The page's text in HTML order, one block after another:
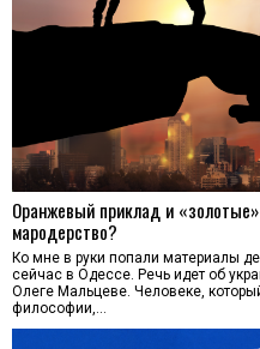
Оранжевый приклад и
мародерство?
Ко мне в руки попали материалы
сейчас в Одессе. Речь идет об
Олеге Мальцеве. Человеке,
философии,…